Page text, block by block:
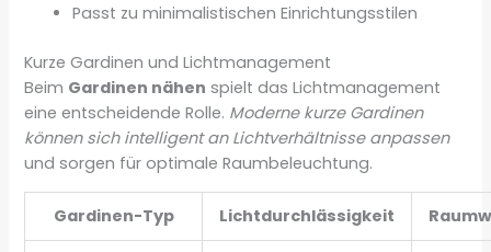
Passt zu minimalistischen Einrichtungsstilen
Kurze Gardinen und Lichtmanagement
Beim Gardinen nähen spielt das Lichtmanagement
eine entscheidende Rolle. Moderne kurze Gardinen
können sich intelligent an Lichtverhältnisse anpassen
und sorgen für optimale Raumbeleuchtung.
Gardinen-Typ Lichtdurchlässigkeit